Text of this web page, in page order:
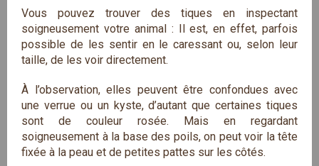
Vous pouvez trouver des tiques en inspectant
soigneusement votre animal : Il est, en effet, parfois
possible de les sentir en le caressant ou, selon leur
taille, de les voir directement.
À l’observation, elles peuvent être confondues avec
une verrue ou un kyste, d’autant que certaines tiques
sont de couleur rosée. Mais en regardant
soigneusement à la base des poils, on peut voir la tête
fixée à la peau et de petites pattes sur les côtés.